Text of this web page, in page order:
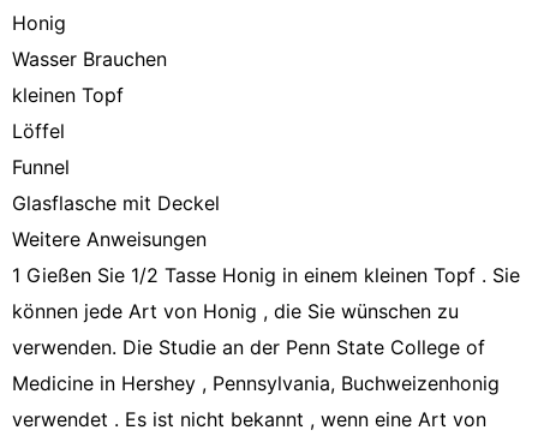
Honig
Wasser Brauchen
kleinen Topf
Löffel
Funnel
Glasflasche mit Deckel
Weitere Anweisungen
1 Gießen Sie 1/2 Tasse Honig in einem kleinen Topf . Sie
können jede Art von Honig , die Sie wünschen zu
verwenden. Die Studie an der Penn State College of
Medicine in Hershey , Pennsylvania, Buchweizenhonig
verwendet . Es ist nicht bekannt , wenn eine Art von